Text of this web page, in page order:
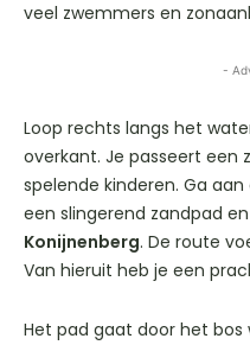
veel zwemmers en
-
Loop rechts langs het
overkant. Je passeert een
spelende kinderen. Ga
een slingerend zandpad
Konijnenberg. De route
Van hieruit heb je een
Het pad gaat door het bos